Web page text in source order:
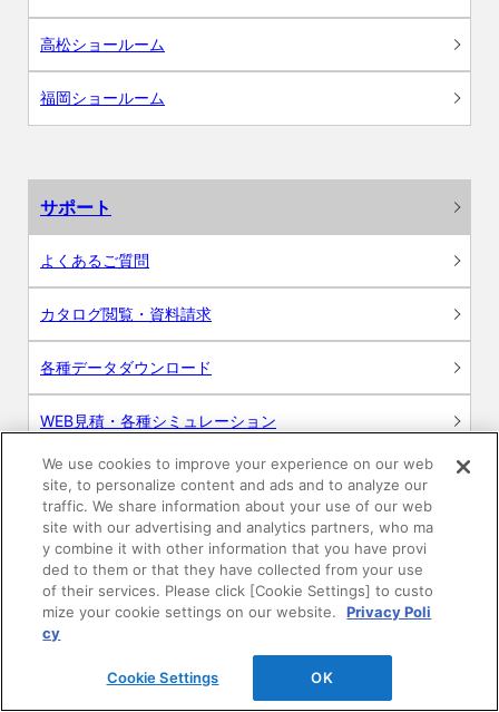
高松ショールーム
福岡ショールーム
サポート
よくあるご質問
カタログ閲覧・資料請求
各種データダウンロード
WEB見積・各種シミュレーション
交換用部品の購入
修理・点検
お問い合わせ
ログイン
建築・設計関係者様向けサイト
We use cookies to improve your experience on our web
site, to personalize content and ads and to analyze our
traffic. We share information about your use of our web
site with our advertising and analytics partners, who ma
y combine it with other information that you have provi
ded to them or that they have collected from your use
of their services. Please click [Cookie Settings] to custo
mize your cookie settings on our website.
Privacy Poli
cy
Cookie Settings OK